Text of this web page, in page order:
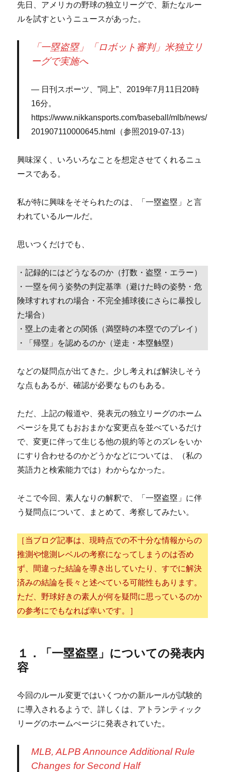
先日、アメリカの野球の独立リーグで、新たなルー
ルを試すというニュースがあった。
「一塁盗塁」「ロボット審判」米独立リ
ーグで実施へ
日刊スポーツ、”同上”、2019年7月11日20時
16分。
https://www.nikkansports.com/baseball/mlb/news/
201907110000645.html（参照2019-07-13）
興味深く、いろいろなことを想定させてくれるニュ
ースである。
私が特に興味をそそられたのは、「一塁盗塁」と言
われているルールだ。
思いつくだけでも、
・記録的にはどうなるのか（打数・盗塁・エラー）
・一塁を伺う姿勢の判定基準（避けた時の姿勢・危
険球すれすれの場合・不完全捕球後にさらに暴投し
た場合）
・塁上の走者との関係（満塁時の本塁でのプレイ）
・「帰塁」を認めるのか（逆走・本塁触塁）
などの疑問点が出てきた。少し考えれば解決しそう
な点もあるが、確認が必要なものもある。
ただ、上記の報道や、発表元の独立リーグのホーム
ページを見てもおおまかな変更点を並べているだけ
で、変更に伴って生じる他の規約等とのズレをいか
にすり合わせるのかどうかなどについては、（私の
英語力と検索能力では）わからなかった。
そこで今回、素人なりの解釈で、「一塁盗塁」に伴
う疑問点について、まとめて、考察してみたい。
［当ブログ記事は、現時点での不十分な情報からの
推測や憶測レベルの考察になってしまうのは否め
ず、間違った結論を導き出していたり、すでに解決
済みの結論を長々と述べている可能性もあります。
ただ、野球好きの素人が何を疑問に思っているのか
の参考にでもなれば幸いです。］
１．「一塁盗塁」についての発表内
容
今回のルール変更ではいくつかの新ルールが試験的
に導入されるようで、詳しくは、アトランティック
リーグのホームぺージに発表されていた。
MLB, ALPB Announce Additional Rule
Changes for Second Half